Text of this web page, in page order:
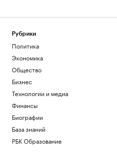
Рубрики
Политика
Экономика
Общество
Бизнес
Технологии и медиа
Финансы
Биографии
База знаний
РБК Образование